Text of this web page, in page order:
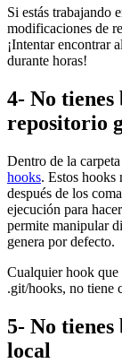
Si estás trabajando
modificaciones de
¡Intentar encontrar
durante horas!
4- No tienes
repositorio
Dentro de la
hooks. Estos hooks
después de los
ejecución para
permite manipular
genera por defecto.
Cualquier hook que
.git/hooks, no tiene
5- No
local